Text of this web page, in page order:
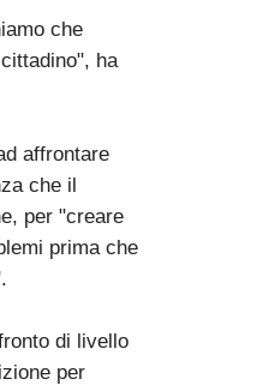
che
ha
affrontare
che il
per "creare
prima che
di livello
per